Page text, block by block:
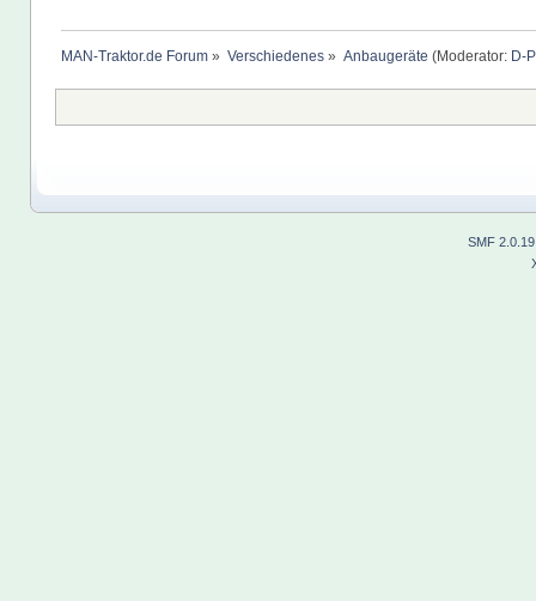
MAN-Traktor.de Forum » Verschiedenes » Anbaugeräte (Moderator: D-
SMF 2.0.19